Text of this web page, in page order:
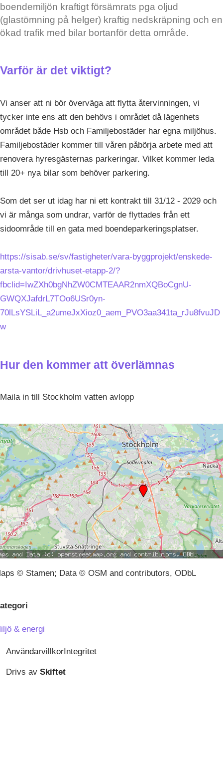
boendemiljön kraftigt försämrats pga oljud
(glastömning på helger) kraftig nedskräpning och en
ökad trafik med bilar bortanför detta område.
Varför är det viktigt?
Vi anser att ni bör överväga att flytta återvinningen, vi
tycker inte ens att den behövs i området då lägenhets
området både Hsb och Familjebostäder har egna miljöhus.
Familjebostäder kommer till våren påbörja arbete med att
renovera hyresgästernas parkeringar. Vilket kommer leda
till 20+ nya bilar som behöver parkering.
Som det ser ut idag har ni ett kontrakt till 31/12 - 2029 och
vi är många som undrar, varför de flyttades från ett
sidoområde till en gata med boendeparkeringsplatser.
https://sisab.se/sv/fastigheter/vara-byggprojekt/enskede-
arsta-vantor/drivhuset-etapp-2/?
fbclid=IwZXh0bgNhZW0CMTEAAR2nmXQBoCgnU-
GWQXJafdrL7TOo6USr0yn-
70lLsYSLiL_a2umeJxXioz0_aem_PVO3aa341ta_rJu8fvuJD
w
Hur den kommer att överlämnas
Maila in till Stockholm vatten avlopp
© Stamen; Data © OSM and contributors, ODbL
& energi
Användarvillkor Integritet
Drivs av Skiftet